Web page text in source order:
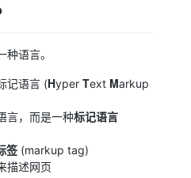
语言。
记语言 (HyperText Markup
言，而是一种标记语言
签 (markup tag)
描述网页